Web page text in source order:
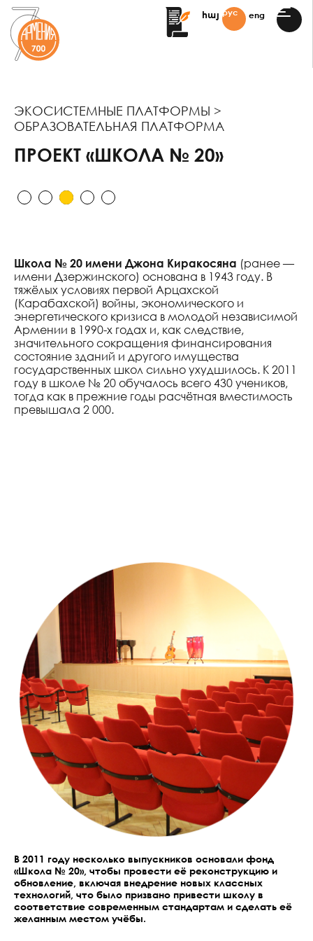
КУЛЬТУРЫ И
«АКТА АРМЯНСКОЙ
ТВОРЧЕСКОЙ
НАУКИ И
КОММЕРЦИАЛИЗАЦИЯ
ПЛАТФОРМА
ФОРУМ
ВАТИКАНА
ХАЧКАР В МУЗЕЕ
СМИ
«АВРОРЫ»
ИМЕНИ
ИССЛЕДОВАНИЯ
ПОВЕСТКА
հայ eng
рус
ЭКОСИСТЕМНЫЕ ПЛАТФОРМЫ >
ОБРАЗОВАТЕЛЬНАЯ ПЛАТФОРМА
ПРОЕКТ «ШКОЛА № 20»
Школа № 20 имени Джона Киракосяна (ранее —
имени Дзержинского) основана в 1943 году. В
тяжёлых условиях первой Арцахской
(Карабахской) войны, экономического и
энергетического кризиса в молодой независимой
Армении в 1990-х годах и, как следствие,
значительного сокращения финансирования
состояние зданий и другого имущества
государственных школ сильно ухудшилось. К 2011
году в школе № 20 обучалось всего 430 учеников,
тогда как в прежние годы расчётная вместимость
превышала 2 000.
В 2011 году несколько выпускников основали фонд
«Школа № 20», чтобы провести её реконструкцию и
обновление, включая внедрение новых классных
технологий, что было призвано привести школу в
соответствие современным стандартам и сделать её
желанным местом учёбы.